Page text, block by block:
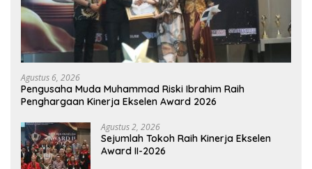
Agustus 6, 2026
Pengusaha Muda Muhammad Riski Ibrahim Raih
Penghargaan Kinerja Ekselen Award 2026
Agustus 2, 2026
Sejumlah Tokoh Raih Kinerja Ekselen
Award II-2026